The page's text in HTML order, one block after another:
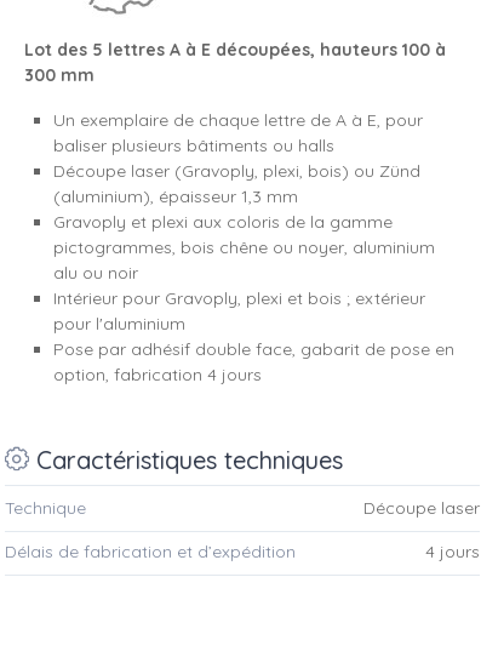
Lot des 5 lettres A à E découpées, hauteurs 100 à
300 mm
Un exemplaire de chaque lettre de A à E, pour
baliser plusieurs bâtiments ou halls
Découpe laser (Gravoply, plexi, bois) ou Zünd
(aluminium), épaisseur 1,3 mm
Gravoply et plexi aux coloris de la gamme
pictogrammes, bois chêne ou noyer, aluminium
alu ou noir
Intérieur pour Gravoply, plexi et bois ; extérieur
pour l'aluminium
Pose par adhésif double face, gabarit de pose en
option, fabrication 4 jours
Caractéristiques techniques
Technique Découpe laser
Délais de fabrication et d’expédition 4 jours